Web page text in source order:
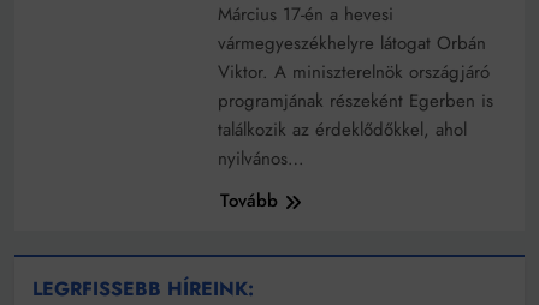
Március 17-én a hevesi
vármegyeszékhelyre látogat Orbán
Viktor. A miniszterelnök országjáró
programjának részeként Egerben is
találkozik az érdeklődőkkel, ahol
nyilvános…
Tovább
LEGRFISSEBB HÍREINK: